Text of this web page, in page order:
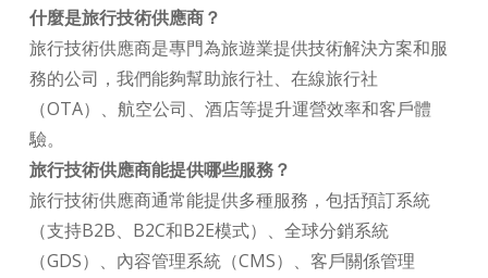
什麼是旅行技術供應商？
旅行技術供應商是專門為旅遊業提供技術解決方案和服
務的公司，我們能夠幫助旅行社、在線旅行社
（OTA）、航空公司、酒店等提升運營效率和客戶體
驗。
旅行技術供應商能提供哪些服務？
旅行技術供應商通常能提供多種服務，包括預訂系統
（支持B2B、B2C和B2E模式）、全球分銷系統
（GDS）、內容管理系統（CMS）、客戶關係管理